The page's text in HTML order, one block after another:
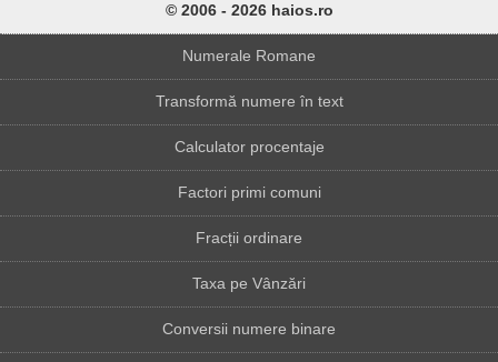
© 2006 - 2026 haios.ro
Numerale Romane
Transformă numere în text
Calculator procentaje
Factori primi comuni
Fracții ordinare
Taxa pe Vânzări
Conversii numere binare